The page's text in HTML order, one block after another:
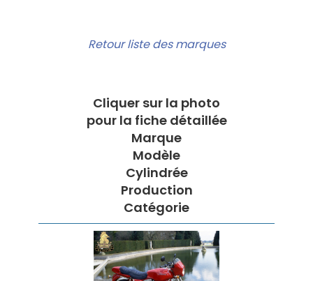
Retour liste des marques
Cliquer sur la photo
pour la fiche détaillée
Marque
Modèle
Cylindrée
Production
Catégorie